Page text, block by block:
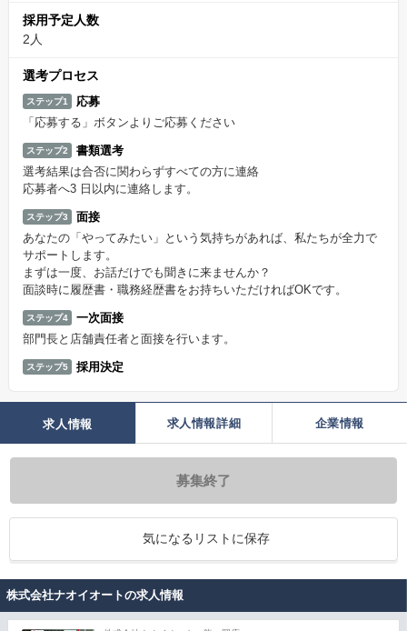
採用予定人数
2人
選考プロセス
ステップ1
応募
「応募する」ボタンよりご応募ください
ステップ2
書類選考
選考結果は合否に関わらずすべての方に連絡
応募者へ3 日以内に連絡します。
ステップ3
面接
あなたの「やってみたい」という気持ちがあれば、私たちが全力で
サポートします。
まずは一度、お話だけでも聞きに来ませんか？
面談時に履歴書・職務経歴書をお持ちいただければOKです。
ステップ4
一次面接
部門長と店舗責任者と面接を行います。
ステップ5 採用決定
求人情報 求人情報詳細 企業情報
募集終了
気になるリストに保存
株式会社ナオイオートの求人情報